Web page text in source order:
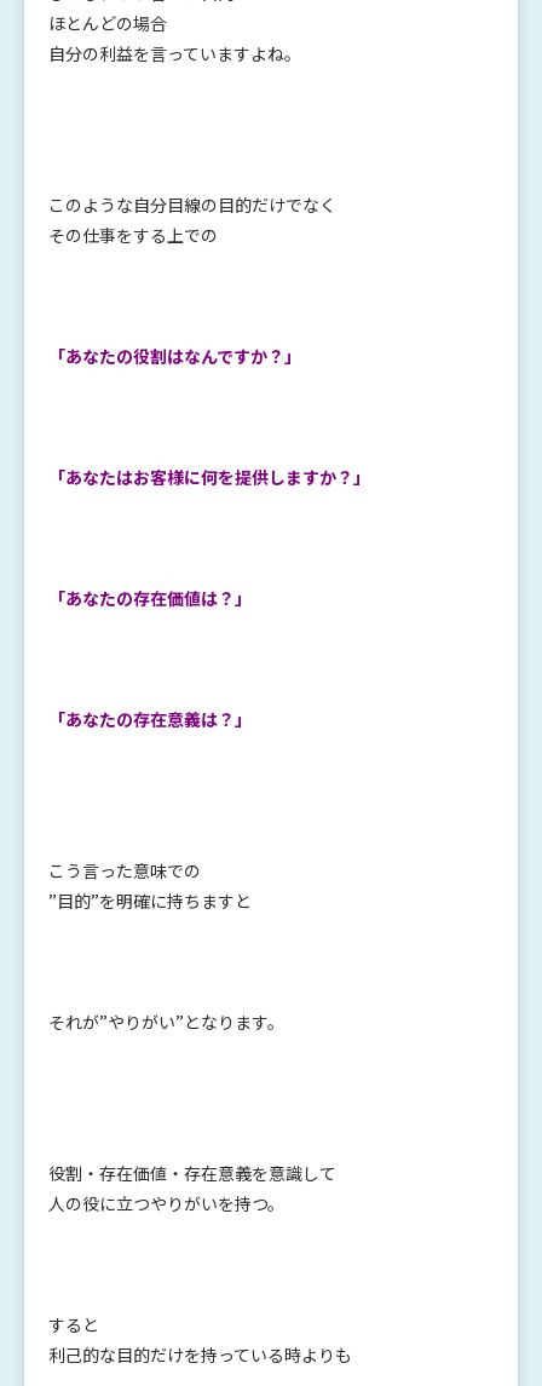
ほとんどの場合
自分の利益を言っていますよね。
このような自分目線の目的だけでなく
その仕事をする上での
「あなたの役割はなんですか？」
「あなたはお客様に何を提供しますか？」
「あなたの存在価値は？」
「あなたの存在意義は？」
こう言った意味での
”目的”を明確に持ちますと
それが”やりがい”となります。
役割・存在価値・存在意義を意識して
人の役に立つやりがいを持つ。
すると
利己的な目的だけを持っている時よりも